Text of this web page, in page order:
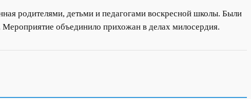
родителями, детьми и педагогами воскресной школы. Были
объединило прихожан в делах милосердия.